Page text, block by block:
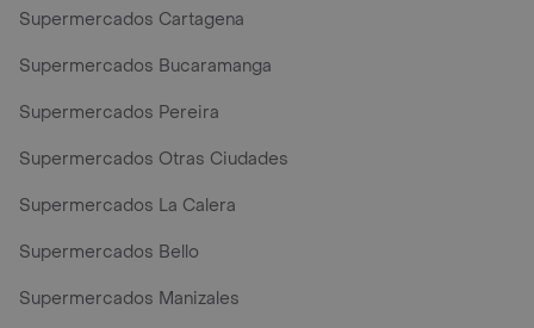
Supermercados Cartagena
Supermercados Bucaramanga
Supermercados Pereira
Supermercados Otras Ciudades
Supermercados La Calera
Supermercados Bello
Supermercados Manizales